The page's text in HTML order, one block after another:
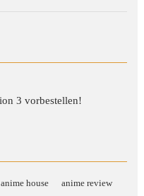
anime house anime review